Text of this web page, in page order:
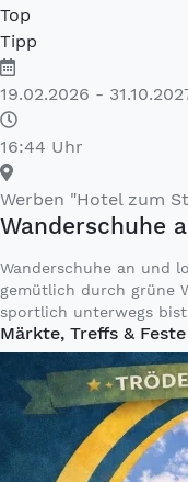
Top
Tipp
19.02.2026 -
16:44 Uhr
Werben "Hotel zum
Wanderschuhe
Wanderschuhe an und
gemütlich durch grüne
sportlich unterwegs
Märkte, Treffs & Feste